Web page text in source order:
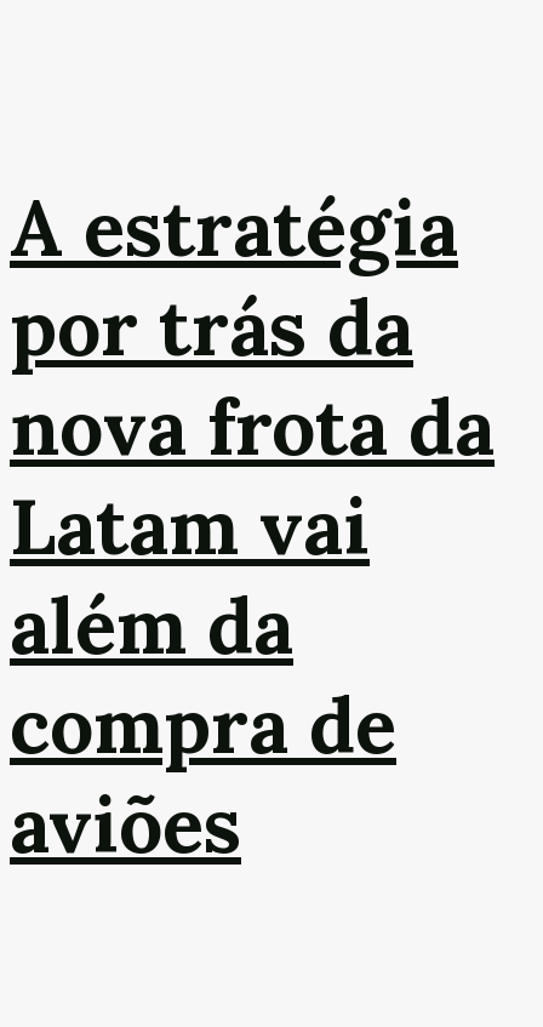
A estratégia
por trás da
nova frota da
Latam vai
além da
compra de
aviões